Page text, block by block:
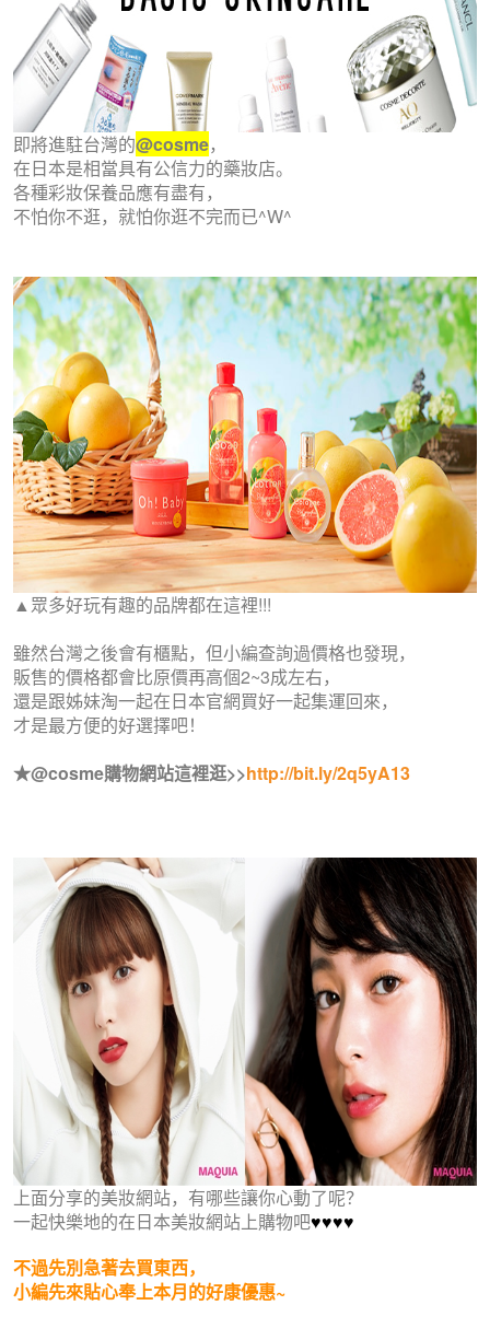
即將進駐台灣的@cosme，
在日本是相當具有公信力的藥妝店。
各種彩妝保養品應有盡有，
不怕你不逛，就怕你逛不完而已^W^
▲眾多好玩有趣的品牌都在這裡!!!
雖然台灣之後會有櫃點，但小編查詢過價格也發現，
販售的價格都會比原價再高個2~3成左右，
還是跟姊妹淘一起在日本官網買好一起集運回來，
才是最方便的好選擇吧！
★@cosme購物網站這裡逛>>http://bit.ly/2q5yA13
上面分享的美妝網站，有哪些讓你心動了呢？
一起快樂地的在日本美妝網站上購物吧♥♥♥♥
不過先別急著去買東西，
小編先來貼心奉上本月的好康優惠~